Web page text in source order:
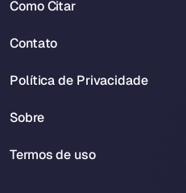
Como Citar
Contato
Política de Privacidade
Sobre
Termos de uso